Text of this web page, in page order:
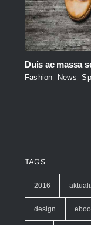
Duis ac massa
Fashion News ,
TAGS
2016
design